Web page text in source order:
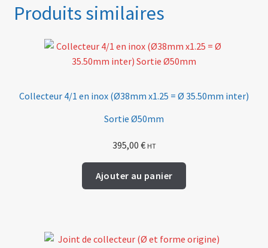
Produits similaires
Collecteur 4/1 en inox (Ø38mm x1.25 = Ø 35.50mm inter)
Sortie Ø50mm
395,00 € HT
Ajouter au panier